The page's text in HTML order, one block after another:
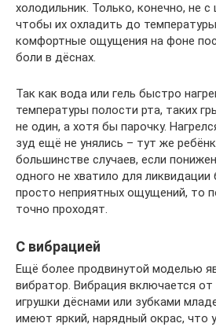
холодильник. Только, конечно, не
чтобы их охладить до
комфортные ощущения на фоне
боли в дёснах.
Так как вода или гель быстро
температуры полости рта, таких
не один, а хотя бы парочку.
зуд ещё не унялись – тут же
большинстве случаев, если
одного не хватило для ликвидации
просто неприятных ощущений, то
точно проходят.
С вибрацией
Ещё более продвинутой моделью
вибратор. Вибрация включается
игрушки дёснами или зубками
имеют яркий, нарядный окрас, что